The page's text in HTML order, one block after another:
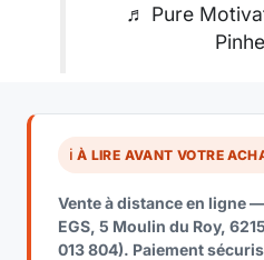
♬ Pure
ℹ️ À LIRE AVANT VOTRE
Vente à distance en ligne —
EGS, 5 Moulin du Roy,
013 804). Paiement